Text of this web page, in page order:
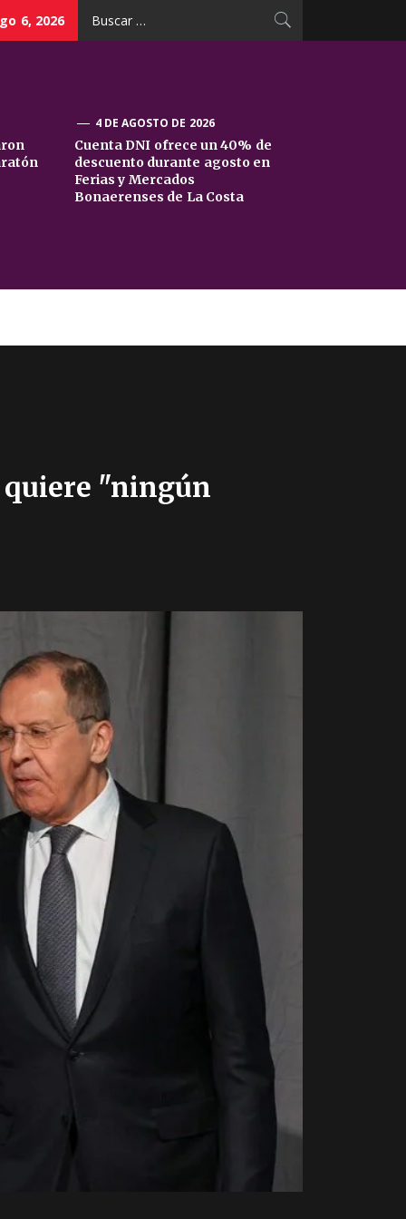
6, 2026
4 DE AGOSTO DE 2026
Cuenta DNI ofrece un 40% de
descuento durante agosto en
Ferias y Mercados
Bonaerenses de La Costa
quiere "ningún